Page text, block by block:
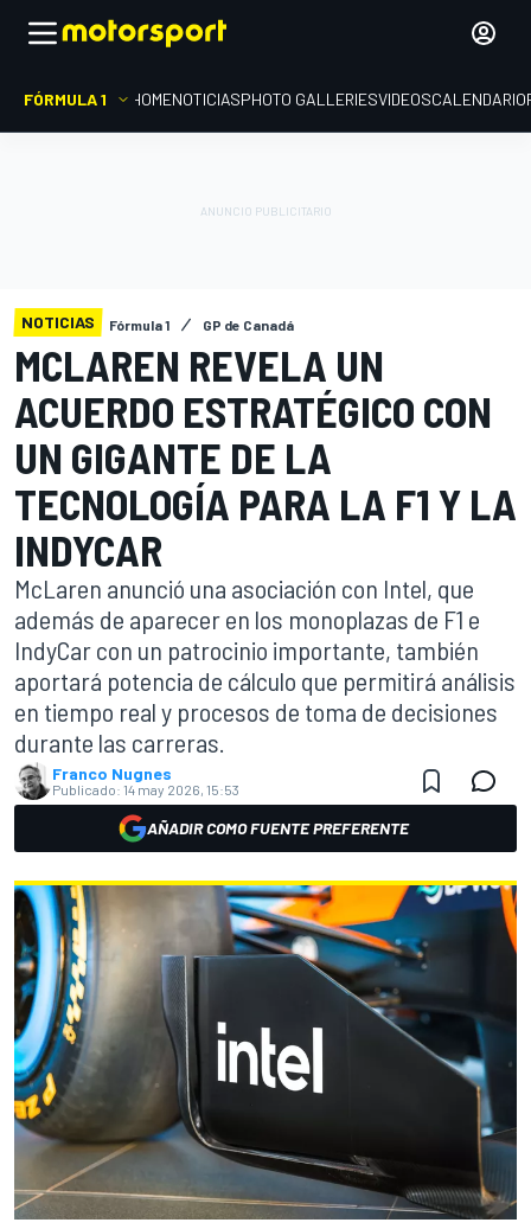
FÓRMULA 1 HOMENOTICIASPHOTO GALLERIESVIDEOSCALENDARIO
NOTICIAS Fórmula 1 GP de Canadá
MCLAREN REVELA UN
ACUERDO ESTRATÉGICO CON
UN GIGANTE DE LA
TECNOLOGÍA PARA LA F1 Y LA
INDYCAR
McLaren anunció una asociación con Intel, que
además de aparecer en los monoplazas de F1 e
IndyCar con un patrocinio importante, también
aportará potencia de cálculo que permitirá análisis
en tiempo real y procesos de toma de decisiones
durante las carreras.
Franco Nugnes
Publicado: 14 may 2026, 15:53
AÑADIR COMO FUENTE PREFERENTE